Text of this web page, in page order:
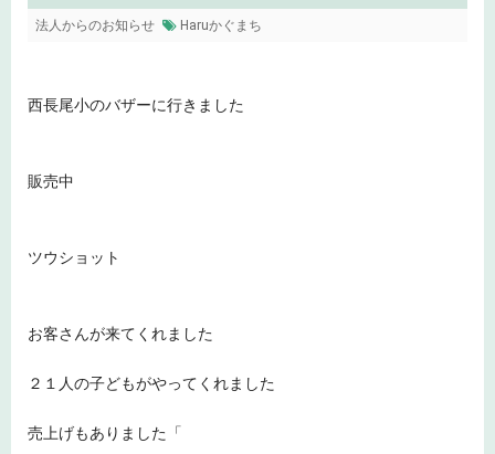
法人からのお知らせ Haruかぐまち
西長尾小のバザーに行きました
販売中
ツウショット
お客さんが来てくれました
２１人の子どもがやってくれました
売上げもありました「